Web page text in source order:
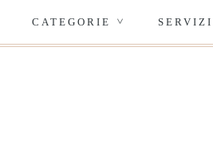
CATEGORIE > SERVIZI